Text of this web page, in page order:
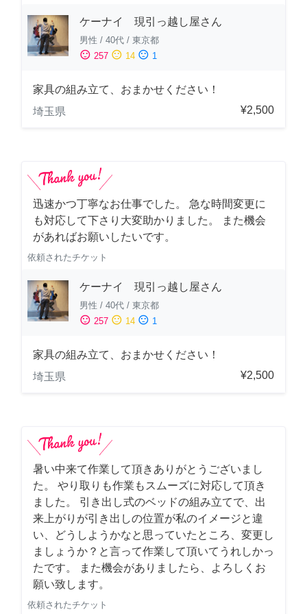
ケーナイ 現引っ越し屋さん
男性 / 40代 / 東京都
sentiment_satisfied 257 sentiment_neutral 14 sentiment_dissatisfied 1
家具の組み立て、おまかせください！
埼玉県
¥2,500
迅速かつ丁寧なお仕事でした。 急な時間変更に
も対応して下さり大変助かりました。 また機会
があればお願いしたいです。
依頼されたチケット
ケーナイ 現引っ越し屋さん
男性 / 40代 / 東京都
sentiment_satisfied 257 sentiment_neutral 14 sentiment_dissatisfied 1
家具の組み立て、おまかせください！
埼玉県
¥2,500
暑い中来て作業して頂きありがとうございまし
た。 やり取りも作業もスムーズに対応して頂き
ました。 引き出し式のベッドの組み立てで、出
来上がりが引き出しの位置が私のイメージと違
い、どうしようかなと思っていたところ、変更し
ましょうか？と言って作業して頂いてうれしかっ
たです。 また機会がありましたら、よろしくお
願い致します。
依頼されたチケット